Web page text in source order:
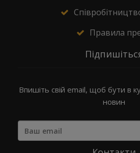
Правила
Впишіть свій email, щоб бути в
новин